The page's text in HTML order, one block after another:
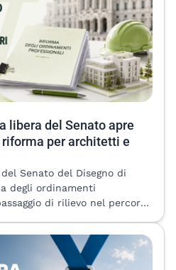
libera del Senato apre
per architetti e
Senato del Disegno di
degli ordinamenti
di rilievo nel percorso
ora all'esame della Camera
decisiva: quella
dalla quale dipenderà la